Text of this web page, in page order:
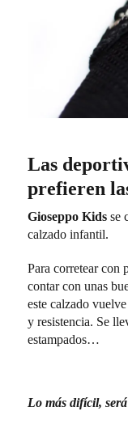
Las
prefieren
Gioseppo Kids se
calzado infantil.
Para corretear con
contar con unas
este calzado
y resistencia. Se
estampados…
Lo más difícil,